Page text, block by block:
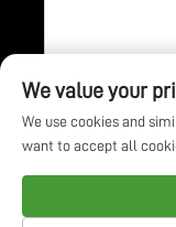
Copyright ©
We value your
We use cookies and
want to accept all